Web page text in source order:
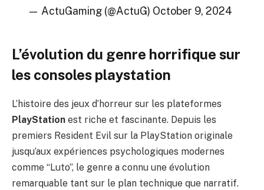
— ActuGaming (@ActuG) October 9, 2024
L’évolution du genre horrifique sur
les consoles playstation
L’histoire des jeux d’horreur sur les plateformes
PlayStation est riche et fascinante. Depuis les
premiers Resident Evil sur la PlayStation originale
jusqu’aux expériences psychologiques modernes
comme “Luto”, le genre a connu une évolution
remarquable tant sur le plan technique que narratif.